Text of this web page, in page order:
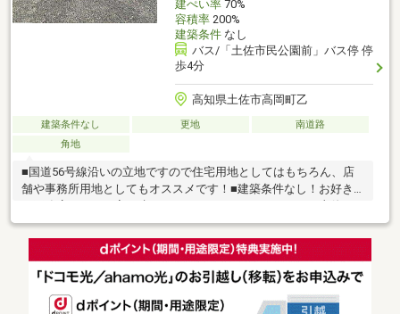
建ぺい率70%
容積率200%
建築条件なし
バス/「土佐市民公園前」バス停 停
歩4分
高知県土佐市高岡町乙
建築条件なし 更地
南道路
角地
■国道56号線沿いの立地ですので住宅用地としてはもちろん、店
舗や事務所用地としてもオススメです！■建築条件なし！お好き
ンター店やサンプラザ土佐ショッピングセンターまで徒歩3～4分
の距離ですので、毎日のお買い物も楽々の住環境です。■更地、
現況でのお引渡しです。■建築時に水道引き込み・水道新設分担
金が必要です。詳しくはお問い合わせください。